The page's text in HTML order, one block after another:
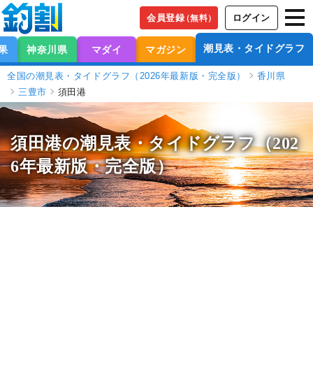
会員登録（無料） ログイン
神奈川県 マダイ マガジン 潮見表・タイドグラフ
全国の潮見表・タイドグラフ（2026年最新版・完全版）
香川県
三豊市
須田港
須田港の潮見表・タイドグラフ（202
6年最新版・完全版）